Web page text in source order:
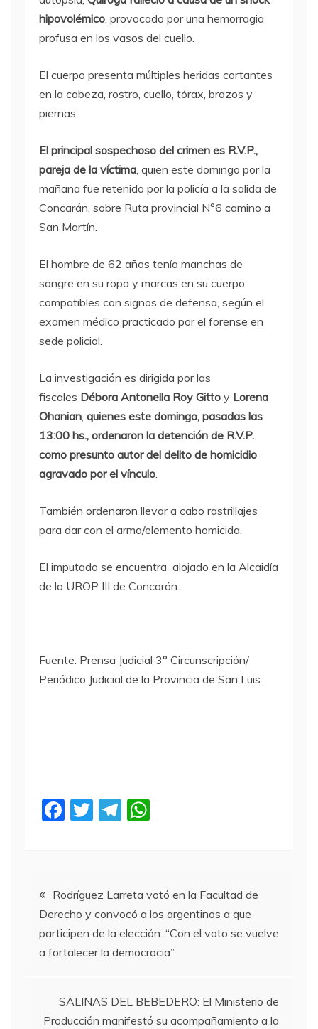
hipovolémico, provocado por una hemorragia
profusa en los vasos del cuello.
El cuerpo presenta múltiples heridas cortantes
en la cabeza, rostro, cuello, tórax, brazos y
piernas.
El principal sospechoso del crimen es R.V.P.,
pareja de la víctima, quien este domingo por la
mañana fue retenido por la policía a la salida de
Concarán, sobre Ruta provincial N°6 camino a
San Martín.
El hombre de 62 años tenía manchas de
sangre en su ropa y marcas en su cuerpo
compatibles con signos de defensa, según el
examen médico practicado por el forense en
sede policial.
La investigación es dirigida por las
fiscales Débora Antonella Roy Gitto y Lorena
Ohanian, quienes este domingo, pasadas las
13:00 hs., ordenaron la detención de R.V.P.
como presunto autor del delito de homicidio
agravado por el vínculo.
También ordenaron llevar a cabo rastrillajes
para dar con el arma/elemento homicida.
El imputado se encuentra alojado en la Alcaidía
de la UROP III de Concarán.
Fuente: Prensa Judicial 3° Circunscripción/
Periódico Judicial de la Provincia de San Luis.
F
b
o
o
T
T
a
m
A
p
p
Navegación
de
entradas
Rodríguez Larreta votó en la Facultad de
Derecho y convocó a los argentinos a que
participen de la elección: “Con el voto se vuelve
a fortalecer la democracia”
SALINAS DEL BEBEDERO: El Ministerio de
Producción manifestó su acompañamiento a la